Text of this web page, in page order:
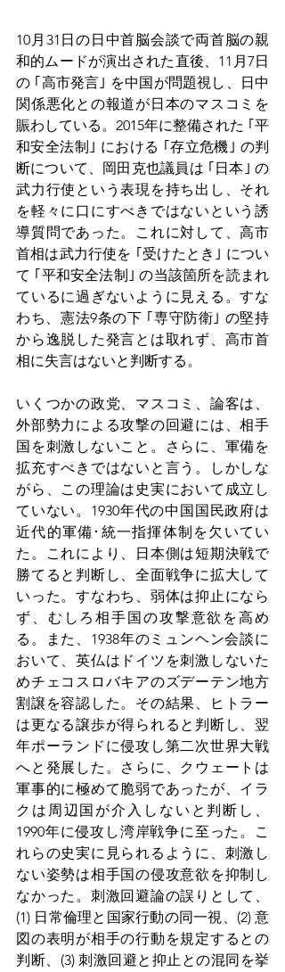
10月31日の日中首脳会談で両首脳の親
和的ムードが演出された直後、11月7日
の ｢高市発言｣ を中国が問題視し、日中
関係悪化との報道が日本のマスコミを
賑わしている。2015年に整備された ｢平
和安全法制｣ における ｢存立危機｣ の判
断について、岡田克也議員は ｢日本｣ の
武力行使という表現を持ち出し、それ
を軽々に口にすべきではないという誘
導質問であった。これに対して、高市
首相は武力行使を ｢受けたとき｣ につい
て ｢平和安全法制｣ の当該箇所を読まれ
ているに過ぎないように見える。すな
わち、憲法9条の下 ｢専守防衛｣ の堅持
から逸脱した発言とは取れず、高市首
相に失言はないと判断する。
いくつかの政党、マスコミ、論客は、
外部勢力による攻撃の回避には、相手
国を刺激しないこと。さらに、軍備を
拡充すべきではないと言う。しかしな
がら、この理論は史実において成立し
ていない。1930年代の中国国民政府は
近代的軍備･統一指揮体制を欠いてい
た。これにより、日本側は短期決戦で
勝てると判断し、全面戦争に拡大して
いった。すなわち、弱体は抑止になら
ず、むしろ相手国の攻撃意欲を高め
る。また、1938年のミュンヘン会談に
おいて、英仏はドイツを刺激しないた
めチェコスロバキアのズデーテン地方
割譲を容認した。その結果、ヒトラー
は更なる譲歩が得られると判断し、翌
年ポーランドに侵攻し第二次世界大戦
へと発展した。さらに、クウェートは
軍事的に極めて脆弱であったが、イラ
クは周辺国が介入しないと判断し、
1990年に侵攻し湾岸戦争に至った。こ
れらの史実に見られるように、刺激し
ない姿勢は相手国の侵攻意欲を抑制し
なかった。刺激回避論の誤りとして、
(1) 日常倫理と国家行動の同一視、(2) 意
図の表明が相手の行動を規定するとの
判断、(3) 刺激回避と抑止との混同を挙